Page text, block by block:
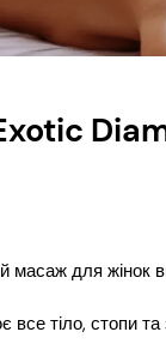
масаж для жінок
тіло, стопи